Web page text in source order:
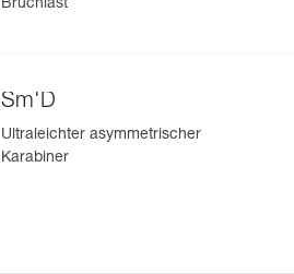
Bruchlast
Sm'D
Ultraleichter asymmetrischer
Karabiner